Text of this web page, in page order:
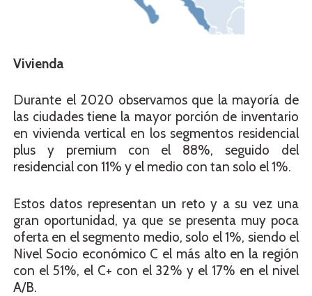
Vivienda
Durante el 2020 observamos que la mayoría de
las ciudades tiene la mayor porción de inventario
en vivienda vertical en los segmentos residencial
plus y premium con el 88%, seguido del
residencial con 11% y el medio con tan solo el 1%.
Estos datos representan un reto y a su vez una
gran oportunidad, ya que se presenta muy poca
oferta en el segmento medio, solo el 1%, siendo el
Nivel Socio económico C el más alto en la región
con el 51%, el C+ con el 32% y el 17% en el nivel
A/B.